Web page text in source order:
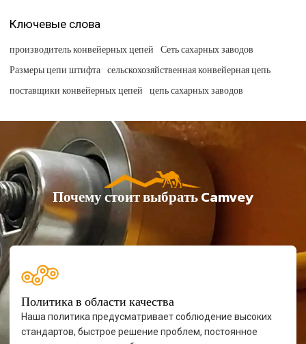
Ключевые слова
производитель конвейерных цепей Сеть сахарных заводов
Размеры цепи штифта сельскохозяйственная конвейерная цепь
поставщики конвейерных цепей цепь сахарных заводов
Почему стоит выбрать Camvey
Политика в области качества
Наша политика предусматривает соблюдение высоких
стандартов, быстрое решение проблем, постоянное